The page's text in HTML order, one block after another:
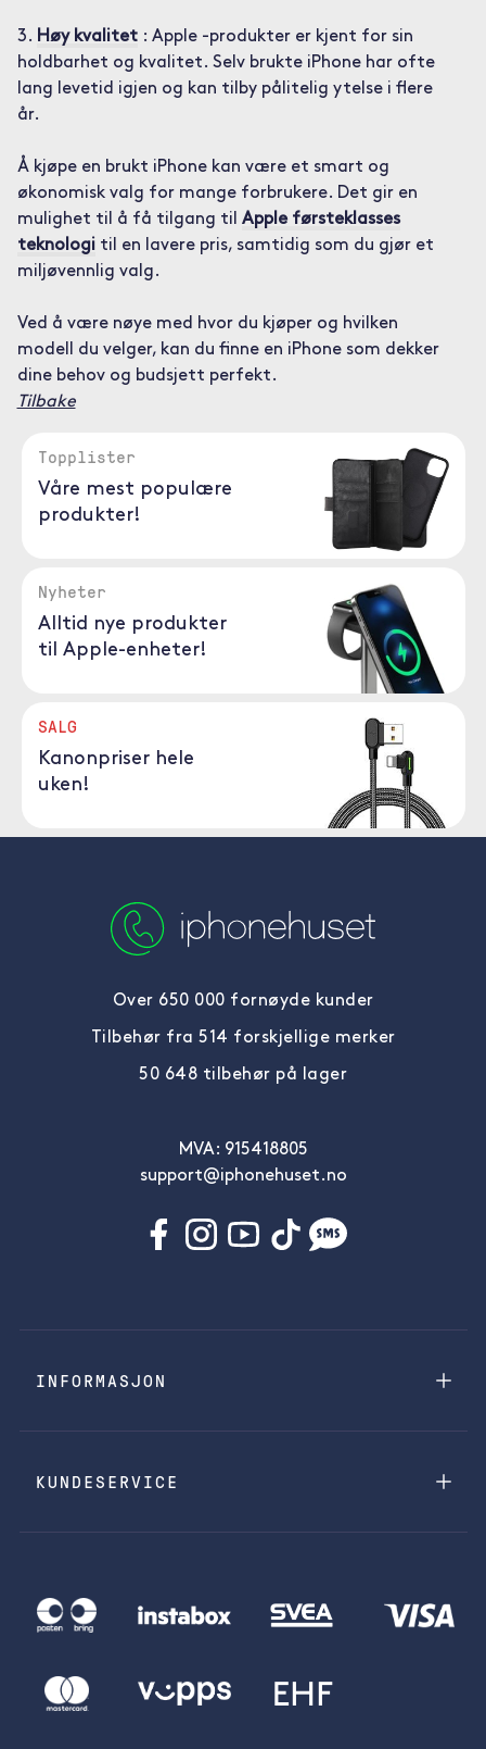
3. Høy kvalitet: Apple -produkter er kjent for sin
holdbarhet og kvalitet. Selv brukte iPhone har ofte
lang levetid igjen og kan tilby pålitelig ytelse i flere
år.
Å kjøpe en brukt iPhone kan være et smart og
økonomisk valg for mange forbrukere. Det gir en
mulighet til å få tilgang til Apple førsteklasses
teknologitil en lavere pris, samtidig som du gjør et
miljøvennlig valg.
Ved å være nøye med hvor du kjøper og hvilken
modell du velger, kan du finne en iPhone som dekker
dine behov og budsjett perfekt.
Tilbake
Topplister
Våre mest populære
produkter!
Nyheter
Alltid nye produkter
til Apple-enheter!
SALG
Kanonpriser hele
uken!
Over 650 000 fornøyde kunder
Tilbehør fra 514 forskjellige merker
50 648 tilbehør på lager
MVA: 915418805
support@iphonehuset.no
INFORMASJON
KUNDESERVICE